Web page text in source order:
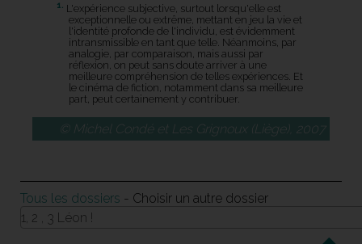
1.
L'expérience subjective, surtout lorsqu'elle est
exceptionnelle ou extrême, mettant en jeu la vie et
l'identité profonde de l'individu, est évidemment
intransmissible en tant que telle. Néanmoins, par
analogie, par comparaison, mais aussi par
réflexion, on peut sans doute arriver à une
meilleure compréhension de telles expériences. Et
le cinéma de fiction, notamment dans sa meilleure
part, peut certainement y contribuer.
© Michel Condé et Les Grignoux (Liège), 2007
Tous les dossiers - Choisir un autre dossier
1, 2 , 3 Léon !